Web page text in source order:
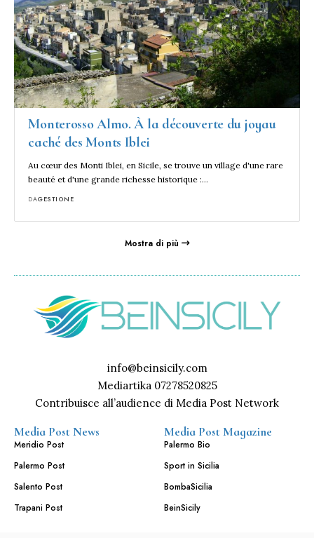
Monterosso Almo. À la découverte du joyau
caché des Monts Iblei
Au cœur des Monti Iblei, en Sicile, se trouve un village d'une rare
beauté et d'une grande richesse historique :…
DAGESTIONE
Mostra di più
info@beinsicily.com
Mediartika 07278520825
Contribuisce all’audience di Media Post Network
Media Post News
Meridio Post
Palermo Post
Salento Post
Trapani Post
Media Post Magazine
Palermo Bio
Sport in Sicilia
BombaSicilia
BeinSicily